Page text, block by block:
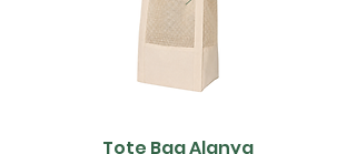
Tote Bag Alanya